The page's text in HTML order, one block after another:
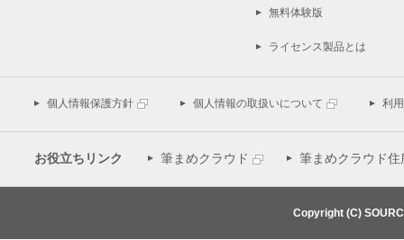
無料体験版
ライセンス製品とは
個人情報保護方針 個人情報の取扱いについて 利
お役立ちリンク 筆まめクラウド 筆まめクラウド住
Copyright (C)